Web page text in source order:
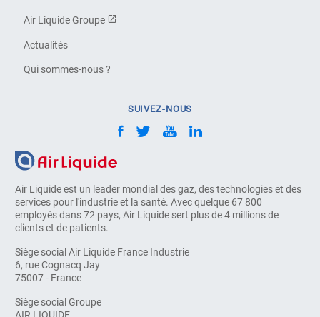
Air Liquide est un leader mondial des gaz, des technologies et des
services pour l'industrie et la santé. Avec quelque 67 800
employés dans 72 pays, Air Liquide sert plus de 4 millions de
clients et de patients.
Siège social Air Liquide France Industrie
6, rue Cognacq Jay
75007 - France
Siège social Groupe
Air Liquide Groupe
Actualités
Qui sommes-nous ?
SUIVEZ-NOUS